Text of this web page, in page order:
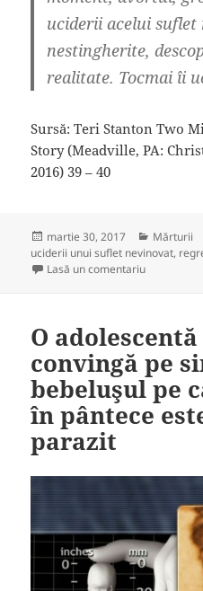
uciderii acelui
nestingherite,
realitate. Tocmai îi
Sursă: Teri Stanton Two
Story (Meadville, PA:
2016) 39 – 40
Publicat
pe
martie 30, 2017 Categorii
Mărturii
uciderii unui suflet nevinovat,
Lasă un comentariula
O
convingă pe
bebeluşul pe
în pântece
parazit